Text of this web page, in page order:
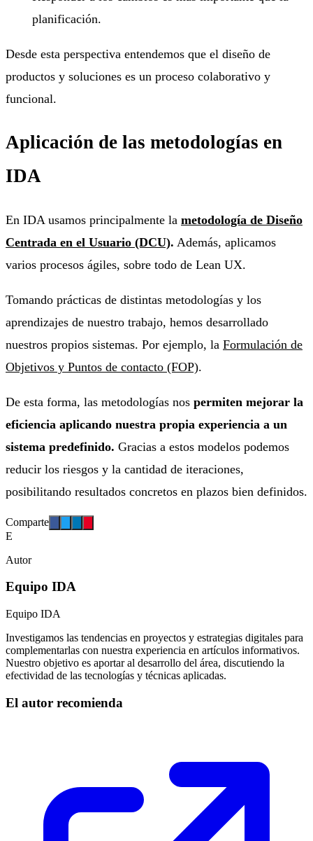
planificación.
Desde esta perspectiva entendemos que el diseño de
productos y soluciones es un proceso colaborativo y
funcional.
Aplicación de las metodologías en
IDA
En IDA usamos principalmente la metodología de Diseño
Centrada en el Usuario (DCU). Además, aplicamos
varios procesos ágiles, sobre todo de Lean UX.
Tomando prácticas de distintas metodologías y los
aprendizajes de nuestro trabajo, hemos desarrollado
nuestros propios sistemas. Por ejemplo, la Formulación de
Objetivos y Puntos de contacto (FOP).
De esta forma, las metodologías nos permiten mejorar la
eficiencia aplicando nuestra propia experiencia a un
sistema predefinido. Gracias a estos modelos podemos
reducir los riesgos y la cantidad de iteraciones,
posibilitando resultados concretos en plazos bien definidos.
Comparte
E
Autor
Equipo IDA
Equipo IDA
Investigamos las tendencias en proyectos y estrategias digitales para
complementarlas con nuestra experiencia en artículos informativos.
Nuestro objetivo es aportar al desarrollo del área, discutiendo la
efectividad de las tecnologías y técnicas aplicadas.
El autor recomienda